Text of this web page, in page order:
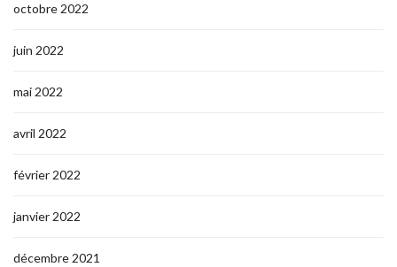
octobre 2022
juin 2022
mai 2022
avril 2022
février 2022
janvier 2022
décembre 2021